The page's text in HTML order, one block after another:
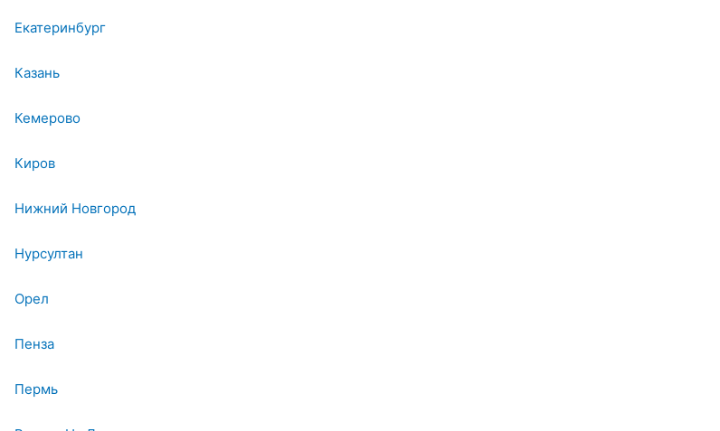
Екатеринбург
Казань
Кемерово
Киров
Нижний Новгород
Нурсултан
Орел
Пенза
Пермь